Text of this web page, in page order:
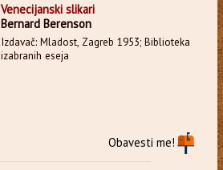
Venecijanski slikari
Bernard Berenson
Izdavač: Mladost, Zagreb 1953; Biblioteka
izabranih eseja
Obavesti me!